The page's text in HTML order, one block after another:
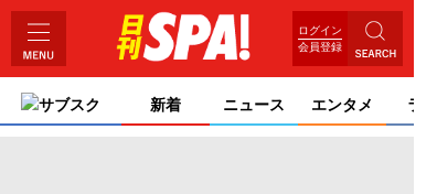
ログイン
会員登録
サブスク 新着 ニュース エンタメ ライ